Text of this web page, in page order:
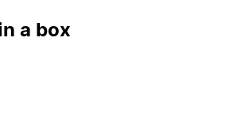
a box